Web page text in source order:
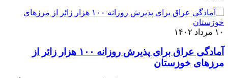
۱۰ مرداد ۱۴۰۲
آمادگی عراق برای پذیرش روزانه ۱۰۰ هزار زائر از
مرزهای خوزستان